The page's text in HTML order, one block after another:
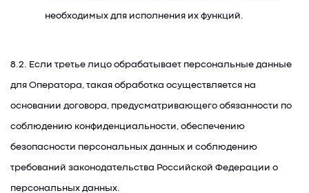
необходимых для исполнения их функций.
8.2. Если третье лицо обрабатывает персональные данные
для Оператора, такая обработка осуществляется на
основании договора, предусматривающего обязанности по
соблюдению конфиденциальности, обеспечению
безопасности персональных данных и соблюдению
требований законодательства Российской Федерации о
персональных данных.